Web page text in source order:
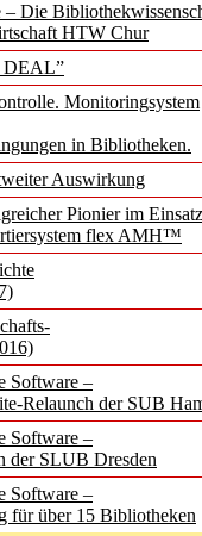
– Die
HTW Chur
DEAL”
Monitoringsystem
in Bibliotheken.
Auswirkung
Pionier im
flex AMH™
Software –
Relaunch der SUB
Software –
der SLUB Dresden
Software –
für über 15 Bibliotheken
(August
von
Welt
bis
in der
Media